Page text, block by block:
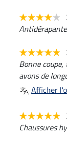
Bonne
avons de
Afficher
Chaussures